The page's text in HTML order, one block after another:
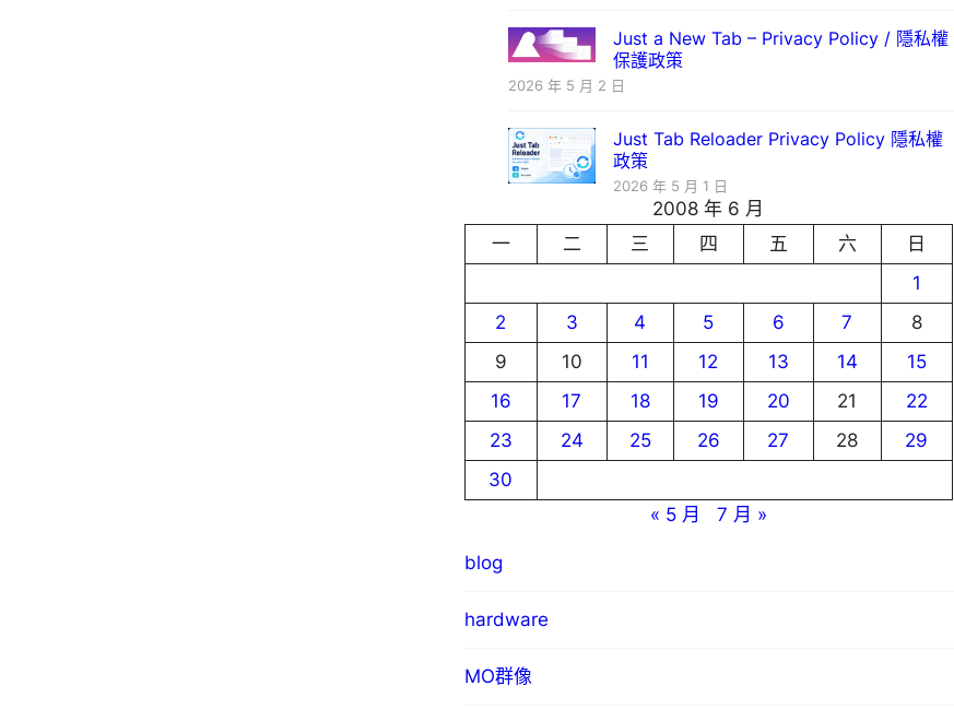
Just a New Tab – Privacy Policy / 隱私權
保護政策
2026 年 5 月 2 日
Just Tab Reloader Privacy Policy 隱私權
政策
2026 年 5 月 1 日
2008 年 6 月
一
二 三 四 五 六
日
1
2
3 4 5 6 7
8
9
10 11 12 13 14
15
16
17 18 19 20 21
22
23
24 25 26 27 28
29
30
« 5 月
7 月 »
blog
hardware
MO群像